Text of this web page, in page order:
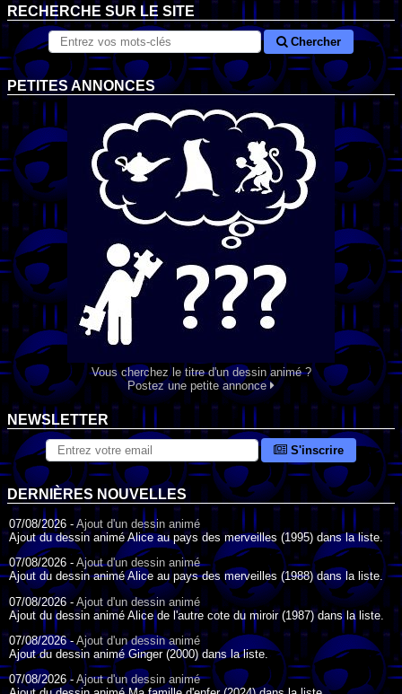
RECHERCHE SUR LE SITE
Chercher
PETITES ANNONCES
Vous cherchez le titre d'un dessin animé ?
Postez une petite annonce
NEWSLETTER
S'inscrire
DERNIÈRES NOUVELLES
07/08/2026 - Ajout d'un dessin animé
Ajout du dessin animé Alice au pays des merveilles (1995) dans la liste.
07/08/2026 - Ajout d'un dessin animé
Ajout du dessin animé Alice au pays des merveilles (1988) dans la liste.
07/08/2026 -Ajout d'un dessin animé
Ajout du dessin animé Alice de l'autre cote du miroir (1987) dans la liste.
07/08/2026 -Ajout d'un dessin animé
Ajout du dessin animé Ginger (2000) dans la liste.
07/08/2026 - Ajout d'un dessin animé